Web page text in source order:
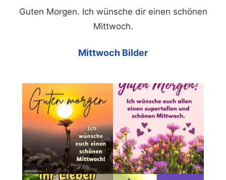
Guten Morgen. Ich wünsche dir einen schönen
Mittwoch.
Mittwoch Bilder